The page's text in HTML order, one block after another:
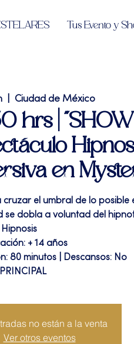
Tus Evento y
Ciudad de México
hrs | "SHOW
en
cruzar el umbral de lo posible
se dobla a voluntad del
+ 14 años
80 minutos | Descansos: No
no están a la venta
Ver otros eventos